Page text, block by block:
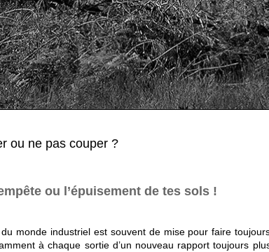
ou ne pas couper ?
ou l’épuisement de tes sols !
monde industriel est souvent de mise pour faire
à chaque sortie d’un nouveau rapport toujours